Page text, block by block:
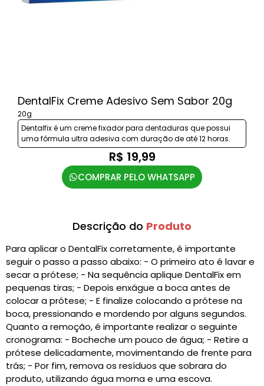
DentalFix Creme Adesivo Sem Sabor 20g
20g
Dentalfix é um creme fixador para dentaduras que possui
uma fórmula ultra adesiva com duração de até 12 horas.
R$ 19,99
COMPRAR PELO WHATSAPP
Descrição do Produto
Para aplicar o DentalFix corretamente, é importante
seguir o passo a passo abaixo: - O primeiro ato é lavar e
secar a prótese; - Na sequência aplique DentalFix em
pequenas tiras; - Depois enxágue a boca antes de
colocar a prótese; - E finalize colocando a prótese na
boca, pressionando e mordendo por alguns segundos.
Quanto a remoção, é importante realizar o seguinte
cronograma: - Bocheche um pouco de água; - Retire a
prótese delicadamente, movimentando de frente para
trás; - Por fim, remova os resíduos que sobrara do
produto, utilizando água morna e uma escova.